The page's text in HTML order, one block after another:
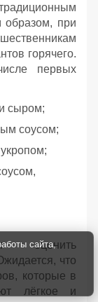
при
горячего.
первых
сыром;
соусом;
оценить
что
которые в
лёгкое и
сайта,